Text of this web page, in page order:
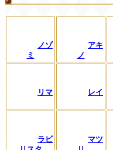
ノゾ
ミ
アキ
ノ
リマ レイ
ラビ
マツ